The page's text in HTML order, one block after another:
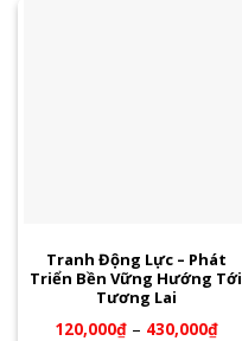
Tranh Động Lực – Phát
Triển Bền Vững Hướng Tới
Tương Lai
120,000₫– 430,000₫